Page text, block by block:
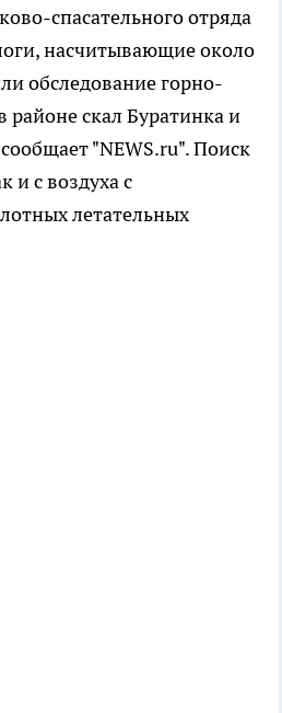
спасательного отряда
насчитывающие около
обследование горно-
районе скал Буратинка и
"NEWS.ru". Поиск
и с воздуха с
летательных